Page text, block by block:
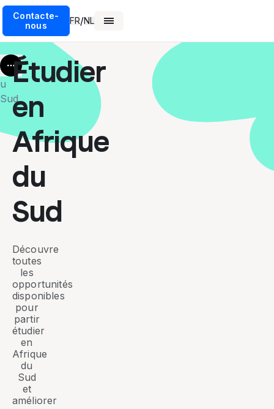
Contacte-
nous
FR/NL
More
u
Sud
Étudier
en
Afrique
du
Sud
Découvre
toutes
les
opportunités
disponibles
pour
partir
étudier
en
Afrique
du
Sud
et
améliorer